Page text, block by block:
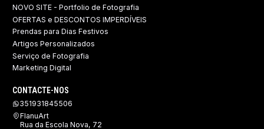
NOVO SITE - Portfolio de Fotografia
OFERTAS e DESCONTOS IMPERDÍVEIS
Prendas para Dias Festivos
Artigos Personalizados
Serviço de Fotografia
Marketing Digital
CONTACTE-NOS
351931845506
FlanuArt
Rua da Escola Nova, 72